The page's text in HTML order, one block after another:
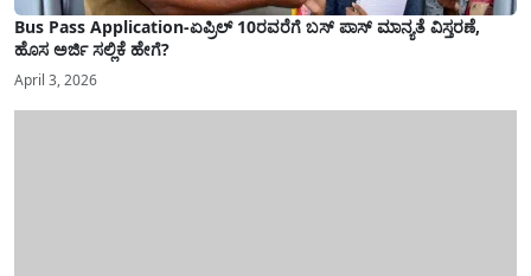
Bus Pass Application-ಏಪ್ರಿಲ್ 10ರವರೆಗೆ ಬಸ್ ಪಾಸ್ ಮಾನ್ಯತೆ ವಿಸ್ತರಣೆ,
ಹೊಸ ಅರ್ಜಿ ಸಲ್ಲಿಕೆ ಹೇಗೆ?
April 3, 2026